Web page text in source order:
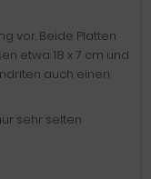
vor. Beide Platten
etwa 18 x 7 cm und
auch einen
sehr selten